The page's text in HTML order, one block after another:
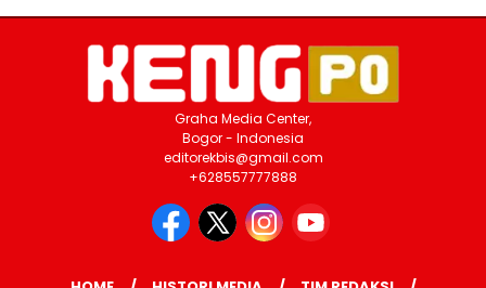
Graha Media Center,
Bogor - Indonesia
editorekbis@gmail.com
+628557777888